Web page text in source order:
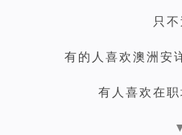
只不
有的人喜欢澳洲安
有人喜欢在